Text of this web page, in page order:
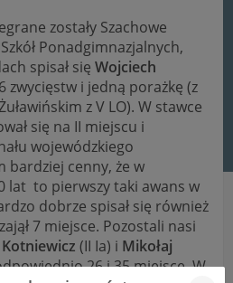
zostały Szachowe
Ponadgimnazjalnych,
spisał sięWojciech
zwycięstw i jedną porażkę (z
z V LO). W stawce
się na II miejscu i
wojewódzkiego
bardziej cenny, że w
lat to pierwszy taki awans w
dobrze spisał się również
7 miejsce. Pozostali nasi
(II Ia) i Mikołaj
26 i 35 miejsce. W